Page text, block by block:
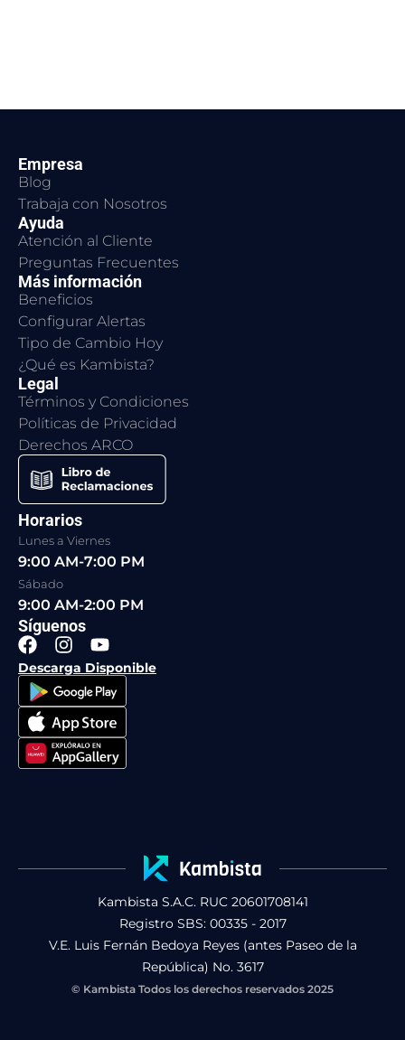
Empresa
Blog
Trabaja con Nosotros
Ayuda
Atención al Cliente
Preguntas Frecuentes
Más información
Beneficios
Configurar Alertas
Tipo de Cambio Hoy
¿Qué es Kambista?
Legal
Términos y Condiciones
Políticas de Privacidad
Derechos ARCO
Horarios
Lunes a Viernes
9:00 AM-7:00 PM
Sábado
9:00 AM-2:00 PM
Síguenos
F
a
c
e
b
o
o
k
I
n
s
t
a
g
r
a
Y
o
u
t
u
b
e
Descarga Disponible
Kambista S.A.C. RUC 20601708141
Registro SBS: 00335 - 2017
V.E. Luis Fernán Bedoya Reyes (antes Paseo de la
República) No. 3617
© Kambista Todos los derechos reservados 2025